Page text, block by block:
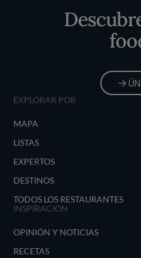
EXPLORAR POR
MAPA
LISTAS
EXPERTOS
DESTINOS
TODOS LOS RESTAURANTES
INSPIRACIÓN
OPINIÓN Y NOTICIAS
RECETAS